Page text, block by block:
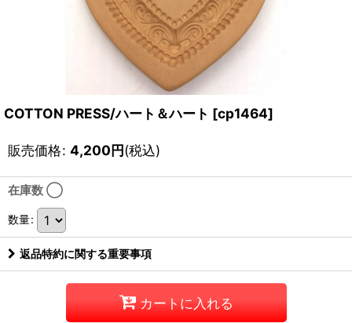
COTTON PRESS/ハート＆ハート [cp1464]
販売価格: 4,200円(税込)
在庫数 ◯
数量:
返品特約に関する重要事項
カートに入れる